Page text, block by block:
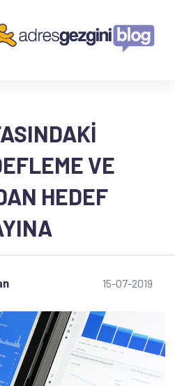
VE
HEDEF
15-07-2019